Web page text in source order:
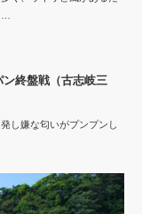
終盤戦（古志岐三
し嫌な匂いがプンプンし